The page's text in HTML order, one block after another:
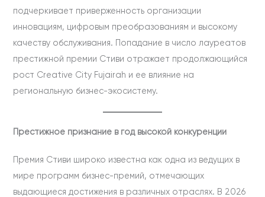
подчеркивает приверженность организации
инновациям, цифровым преобразованиям и высокому
качеству обслуживания. Попадание в число лауреатов
престижной премии Стиви отражает продолжающийся
рост Creative City Fujairah и ее влияние на
региональную бизнес-экосистему.
Престижное признание в год высокой конкуренции
Премия Стиви широко известна как одна из ведущих в
мире программ бизнес-премий, отмечающих
выдающиеся достижения в различных отраслях. В 2026